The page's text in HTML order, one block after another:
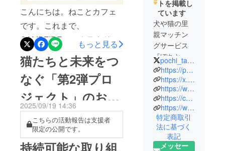
こんにちは。ねことカフェ
です。これまで、
CAMPFIREでのクラウド
ファンディングでは、たく
さんの方に応援いただき、
本当にありがとうございま
した。あの時いただいたご
支援や応援は、ねことカ
フェの活動を続ける力とな
り、猫たちとの出会いを広
もっと見る
猫たちと未来をつ
なぐ「第2弾プロ
ジェクト」のお知
らせ
2025/09/19 14:36
こちらの活動報告は支援者
限定の公開です。
持続可能な取り組
トを掲載し
ています
犬や猫の里
親マッチン
グサービス
『ぽちとた
ま』を運営
しておりま
す🐶🐱ぽち
とたまで
は、里親さ
ん探し以外
にもボラン
ティアさん
pochi_tama123
https://pochi-tama.or.jp/
https://x.com/pochi_tama123
https://www.instagram.com/pochi10tama/
https://cat-cafe.org/
https://www.instagram.com/neko10cafe/
特定商取引
法に基づく
表記
メッセー